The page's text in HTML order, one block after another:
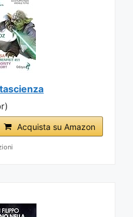
Acquista su Amazon